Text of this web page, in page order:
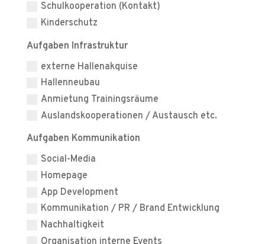
Schulkooperation (Kontakt)
Kinderschutz
Aufgaben Infrastruktur
externe Hallenakquise
Hallenneubau
Anmietung Trainingsräume
Auslandskooperationen / Austausch etc.
Aufgaben Kommunikation
Social-Media
Homepage
App Development
Kommunikation / PR / Brand Entwicklung
Nachhaltigkeit
Organisation interne Events